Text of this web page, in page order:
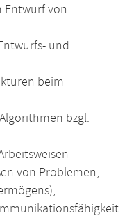
Entwurf von
und
beim
bzgl.
von Problemen,